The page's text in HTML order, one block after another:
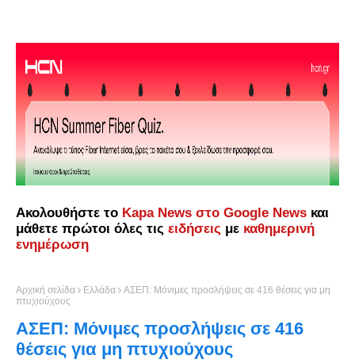
Ακολουθήστε το Kapa News στο Google News και
μάθετε πρώτοι όλες τις ειδήσεις με καθημερινή
ενημέρωση
Αρχική σελίδα Ελλάδα
ΑΣΕΠ: Μόνιμες προσλήψεις σε 416 θέσεις για μη
πτυχιούχους
ΑΣΕΠ: Μόνιμες προσλήψεις σε 416
θέσεις για μη πτυχιούχους